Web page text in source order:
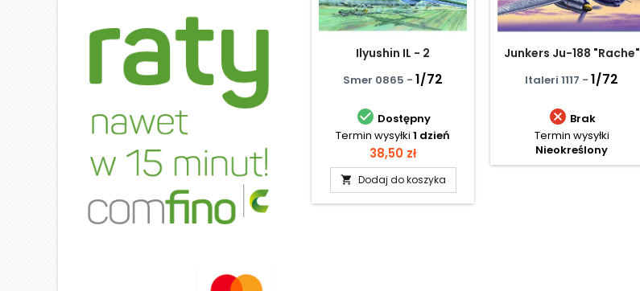
Ilyushin IL - 2
Smer 0865 - 1/72
 Dostępny
Termin wysyłki 1 dzień
Cena
38,50 zł
 Dodaj do koszyka
Junkers Ju-188 "Rache"
Italeri 1117 - 1/72
 Brak
Termin wysyłki
Nieokreślony